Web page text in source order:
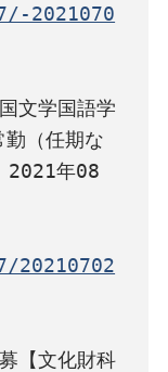
2021070
文学国語学
（任期な
2021年08
【文化財科